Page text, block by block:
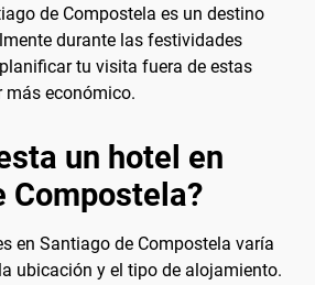
de Compostela es un destino
durante las festividades
tu visita fuera de estas
más económico.
un hotel en
Compostela?
en Santiago de Compostela varía
ubicación y el tipo de alojamiento.